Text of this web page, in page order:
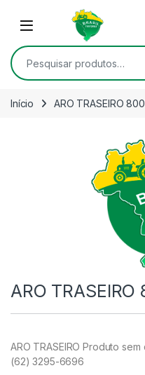
Skip to navigation
Open
Pesquisar por:
Início ARO TRASEIRO
ARO
ARO TRASEIRO Produto
(62) 3295-6696